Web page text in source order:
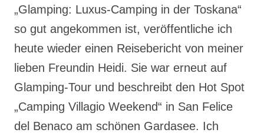
„Glamping: Luxus-Camping in der Toskana“
so gut angekommen ist, veröffentliche ich
heute wieder einen Reisebericht von meiner
lieben Freundin Heidi. Sie war erneut auf
Glamping-Tour und beschreibt den Hot Spot
„Camping Villagio Weekend“ in San Felice
del Benaco am schönen Gardasee. Ich